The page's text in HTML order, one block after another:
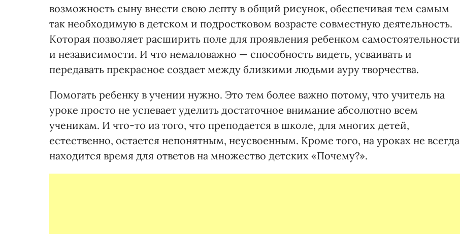
возможность сыну внести свою лепту в общий рисунок, обеспечивая тем самым
так необходимую в детском и подростковом возрасте совместную деятельность.
Которая позволяет расширить поле для проявления ребенком самостоятельности
и независимости. И что немаловажно — способность видеть, усваивать и
передавать прекрасное создает между близкими людьми ауру творчества.
Помогать ребенку в учении нужно. Это тем более важно потому, что учитель на
уроке просто не успевает уделить достаточное внимание абсолютно всем
ученикам. И что-то из того, что преподается в школе, для многих детей,
естественно, остается непонятным, неусвоенным. Кроме того, на уроках не всегда
находится время для ответов на множество детских «Почему?».